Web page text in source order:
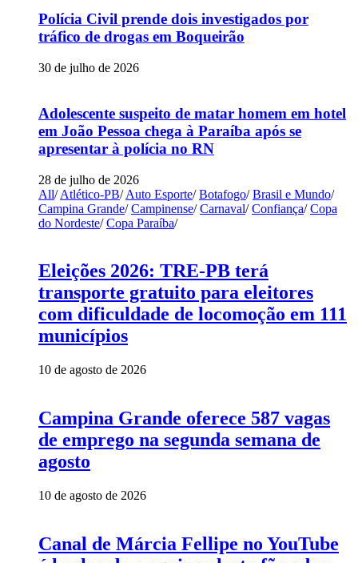
Polícia Civil prende dois investigados por
tráfico de drogas em Boqueirão
30 de julho de 2026
Adolescente suspeito de matar homem em hotel
em João Pessoa chega à Paraíba após se
apresentar à polícia no RN
28 de julho de 2026
All/ Atlético-PB/ Auto Esporte/ Botafogo/ Brasil e Mundo/
Campina Grande/ Campinense/ Carnaval/ Confiança/ Copa
do Nordeste/ Copa Paraíba/
Eleições 2026: TRE-PB terá
transporte gratuito para eleitores
com dificuldade de locomoção em 111
municípios
10 de agosto de 2026
Campina Grande oferece 587 vagas
de emprego na segunda semana de
agosto
10 de agosto de 2026
Canal de Márcia Fellipe no YouTube